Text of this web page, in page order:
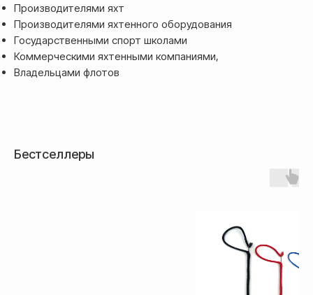
Производителями яхт
Производителями яхтенного оборудования
Государственными спорт школами
Коммерческими яхтенными компаниями,
Владельцами флотов
Бестселлеры
По России — 300₽,
срок доставки 2-3 дня
По СНГ — 1000₽,
срок доставки от 5 дней